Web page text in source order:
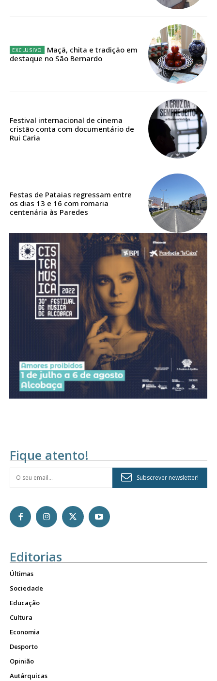
32€
Edição em papel entregue à Quinta-feira em sua
casa
Acesso ao conteúdo online
Acesso aos conteúdos Exclusivos para
Escolha o plano
ASSINATURA
DIGITAL ANUAL
16€
12 meses
Acesso ao conteúdo online
Acesso aos conteúdos Exclusivos para
assinantes
Ofertas para assinatura anual
Maçã, chita e tradição em
destaque no São Bernardo
Festival internacional de cinema
cristão conta com documentário de
Rui Caria
Festas de Pataias regressam entre
os dias 13 e 16 com romaria
centenária às Paredes
Fique atento!
Subscrever newsletter!
Editorias
Últimas
Sociedade
Educação
Cultura
Economia
Desporto
Opinião
Autárquicas